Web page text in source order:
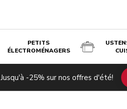
PETITS
ÉLECTROMÉNAGERS
Jusqu'à -25% sur nos offres d'été!